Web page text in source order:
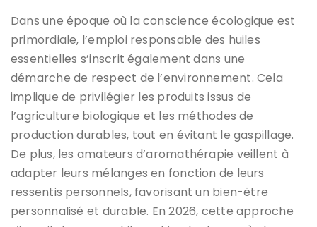
Dans une époque où la conscience écologique est
primordiale, l’emploi responsable des huiles
essentielles s’inscrit également dans une
démarche de respect de l’environnement. Cela
implique de privilégier les produits issus de
l’agriculture biologique et les méthodes de
production durables, tout en évitant le gaspillage.
De plus, les amateurs d’aromathérapie veillent à
adapter leurs mélanges en fonction de leurs
ressentis personnels, favorisant un bien-être
personnalisé et durable. En 2026, cette approche